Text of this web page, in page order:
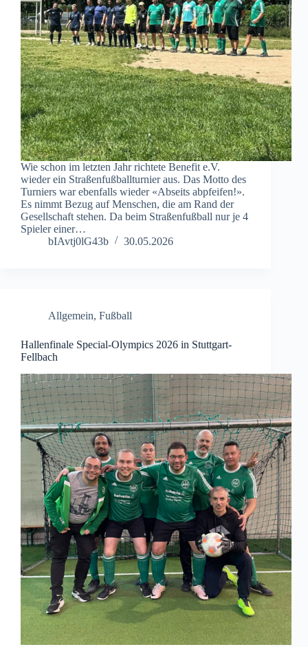
Wie schon im letzten Jahr richtete Benefit e.V.
wieder ein Straßenfußballturnier aus. Das Motto des
Turniers war ebenfalls wieder «Abseits abpfeifen!».
Es nimmt Bezug auf Menschen, die am Rand der
Gesellschaft stehen. Da beim Straßenfußball nur je 4
Spieler einer…
bIAvtj0lG43b
30.05.2026
Allgemein, Fußball
Hallenfinale Special-Olympics 2026 in Stuttgart-
Fellbach